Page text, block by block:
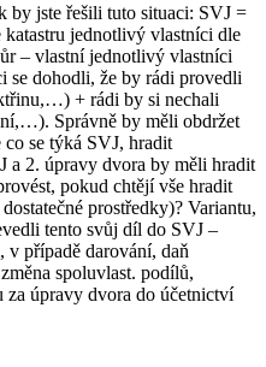
by jste řešili tuto situaci: SVJ =
jednotlivý vlastníci dle
– vlastní jednotlivý vlastníci
se dohodli, že by rádi provedli
+ rádi by si nechali
Správně by měli obdržet
se týká SVJ, hradit
a 2. úpravy dvora by měli hradit
pokud chtějí vše hradit
prostředky)? Variantu,
tento svůj díl do SVJ –
v případě darování, daň
spoluvlast. podílů,
úpravy dvora do účetnictví